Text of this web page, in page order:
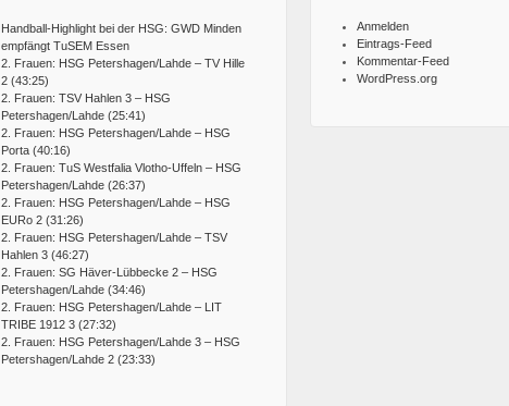
Handball-Highlight bei der HSG: GWD Minden
empfängt TuSEM Essen
2. Frauen: HSG Petershagen/Lahde – TV Hille
2 (43:25)
2. Frauen: TSV Hahlen 3 – HSG
Petershagen/Lahde (25:41)
2. Frauen: HSG Petershagen/Lahde – HSG
Porta (40:16)
2. Frauen: TuS Westfalia Vlotho-Uffeln – HSG
Petershagen/Lahde (26:37)
2. Frauen: HSG Petershagen/Lahde – HSG
EURo 2 (31:26)
2. Frauen: HSG Petershagen/Lahde – TSV
Hahlen 3 (46:27)
2. Frauen: SG Häver-Lübbecke 2 – HSG
Petershagen/Lahde (34:46)
2. Frauen: HSG Petershagen/Lahde – LIT
TRIBE 1912 3 (27:32)
2. Frauen: HSG Petershagen/Lahde 3 – HSG
Petershagen/Lahde 2 (23:33)
Anmelden
Eintrags-Feed
Kommentar-Feed
WordPress.org